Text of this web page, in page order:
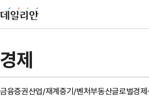
경제
금융증권산업/재계중기/벤처부동산글로벌경제